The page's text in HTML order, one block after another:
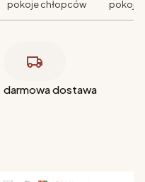
pokoje chłopców pokoje
darmowa dostawa